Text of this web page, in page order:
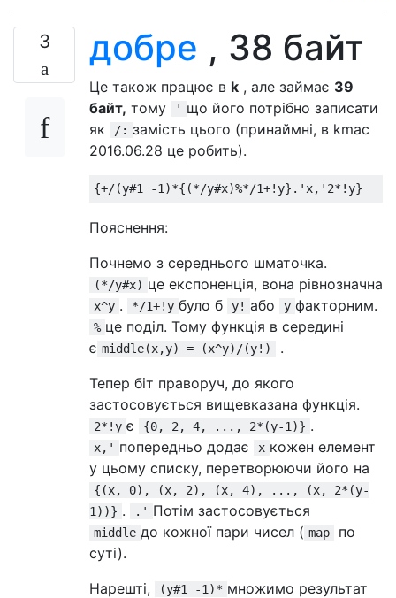
3 добре , 38 байт
Це також працює в k , але займає 39
байт, тому ' що його потрібно записати
як
/: замість цього (принаймні, в kmac
2016.06.28 це робить).
Пояснення:
Почнемо з середнього шматочка.
(*/y#x) це експоненція, вона рівнозначна
x^y . */1+!y було б y! або y факторним.
% це поділ. Тому функція в середині
є middle(x,y) = (x^y)/(y!)
.
Тепер біт праворуч, до якого
застосовується вищевказана функція.
2*!y є {0, 2, 4, ..., 2*(y-1)} .
x,' попередньо додає x кожен елемент
у цьому списку, перетворюючи його на
{(x, 0), (x, 2), (x, 4), ..., (x, 2*(y-
1))} . .' Потім застосовується
middle до кожної пари чисел ( map
по
суті).
Нарешті,
(y#1 -1)* множимо результат